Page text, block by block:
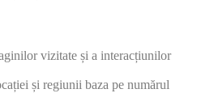
vizitate și a interacțiunilor
și regiunii baza pe numărul